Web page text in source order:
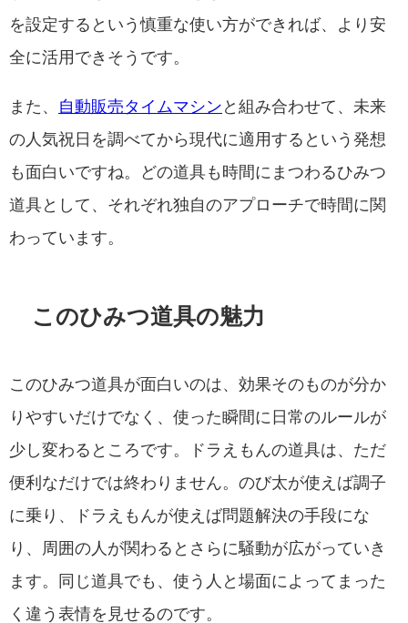
を設定するという慎重な使い方ができれば、より安
全に活用できそうです。
また、 自動販売タイムマシン と組み合わせて、未来
の人気祝日を調べてから現代に適用するという発想
も面白いですね。どの道具も時間にまつわるひみつ
道具として、それぞれ独自のアプローチで時間に関
わっています。
このひみつ道具の魅力
このひみつ道具が面白いのは、効果そのものが分か
りやすいだけでなく、使った瞬間に日常のルールが
少し変わるところです。ドラえもんの道具は、ただ
便利なだけでは終わりません。のび太が使えば調子
に乗り、ドラえもんが使えば問題解決の手段にな
り、周囲の人が関わるとさらに騒動が広がっていき
ます。同じ道具でも、使う人と場面によってまった
く違う表情を見せるのです。